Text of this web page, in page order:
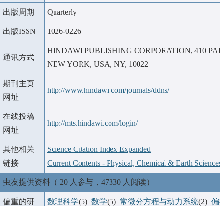
出版周期 Quarterly
出版ISSN 1026-0226
通讯方式
HINDAWI PUBLISHING CORPORATION, 410
NEW YORK, USA, NY, 10022
期刊主页
网址
http://www.hindawi.com/journals/ddns/
在线投稿
网址
http://mts.hindawi.com/login/
其他相关
链接
Science Citation Index Expanded
Current Contents - Physical, Chemical & Earth
虫友提供资料（ 20 人参与，47330 人阅读）
偏重的研
数理科学(5) 数学(5) 常微分方程与动力系统(2)